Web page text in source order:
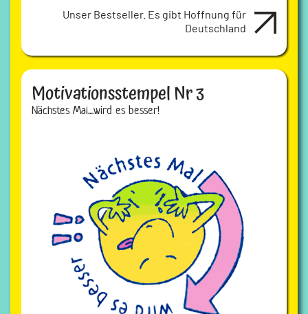
Unser Bestseller. Es gibt Hoffnung für
Deutschland
Motivationsstempel Nr 3
Nächstes Mal....wird es besser!